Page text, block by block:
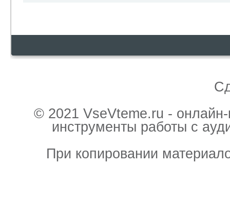
© 2021 VseVteme.ru -
инструменты работы с
При копировании